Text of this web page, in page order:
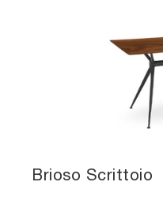
Brioso Scrittoio